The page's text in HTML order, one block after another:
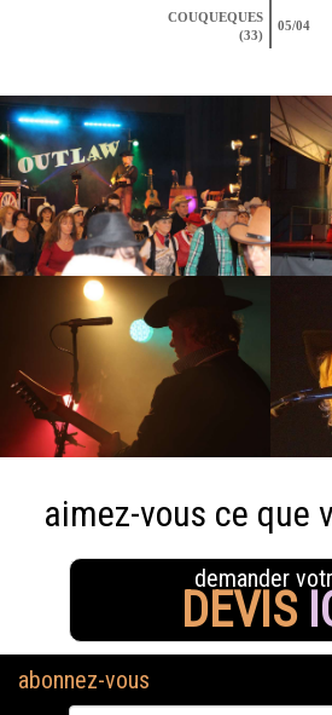
COUQUEQUES
(33)
05/04
aimez-vous ce que
demander
DEVIS
abonnez-vous